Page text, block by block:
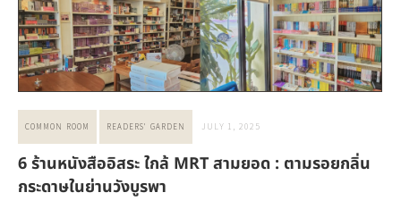
COMMON ROOM READERS' GARDEN JULY 1, 2025
6 ร้านหนังสืออิสระ ใกล้ MRT สามยอด : ตามรอยกลิ่น
กระดาษในย่านวังบูรพา